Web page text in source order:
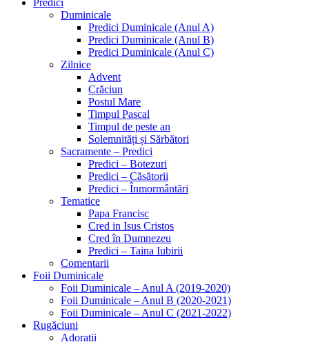
Predici
Duminicale
Predici Duminicale (Anul A)
Predici Duminicale (Anul B)
Predici Duminicale (Anul C)
Zilnice
Advent
Crăciun
Postul Mare
Timpul Pascal
Timpul de peste an
Solemnități și Sărbători
Sacramente – Predici
Predici – Botezuri
Predici – Căsătorii
Predici – Înmormântări
Tematice
Papa Francisc
Cred in Isus Cristos
Cred în Dumnezeu
Predici – Taina Iubirii
Comentarii
Foii Duminicale
Foii Duminicale – Anul A (2019-2020)
Foii Duminicale – Anul B (2020-2021)
Foii Duminicale – Anul C (2021-2022)
Rugăciuni
Adorații